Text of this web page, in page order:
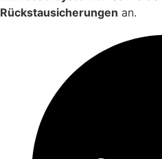
Rückstausicherungen an.